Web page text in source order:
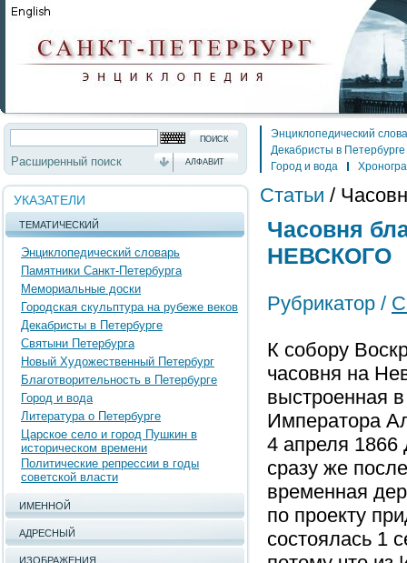
Расширенный поиск АЛФАВИТ
УКАЗАТЕЛИ
ТЕМАТИЧЕСКИЙ
Энциклопедический словарь
Памятники Санкт-Петербурга
Мемориальные доски
Городская скульптура на рубеже веков
Декабристы в Петербурге
Святыни Петербурга
Новый Художественный Петербург
Благотворительность в Петербурге
Город и вода
Литература о Петербурге
Царское село и город Пушкин в
историческом времени
Политические репрессии в годы
советской власти
ИМЕННОЙ
АДРЕСНЫЙ
ИЗОБРАЖЕНИЯ
Энциклопедический
Декабристы в Петербурге
Город и вода
Статьи /
Часовня
НЕВСКОГО
Рубрикатор /
К собору
часовня на
выстроенная
Императора
4 апреля 1866
сразу же
временная
по проекту
состоялась 1